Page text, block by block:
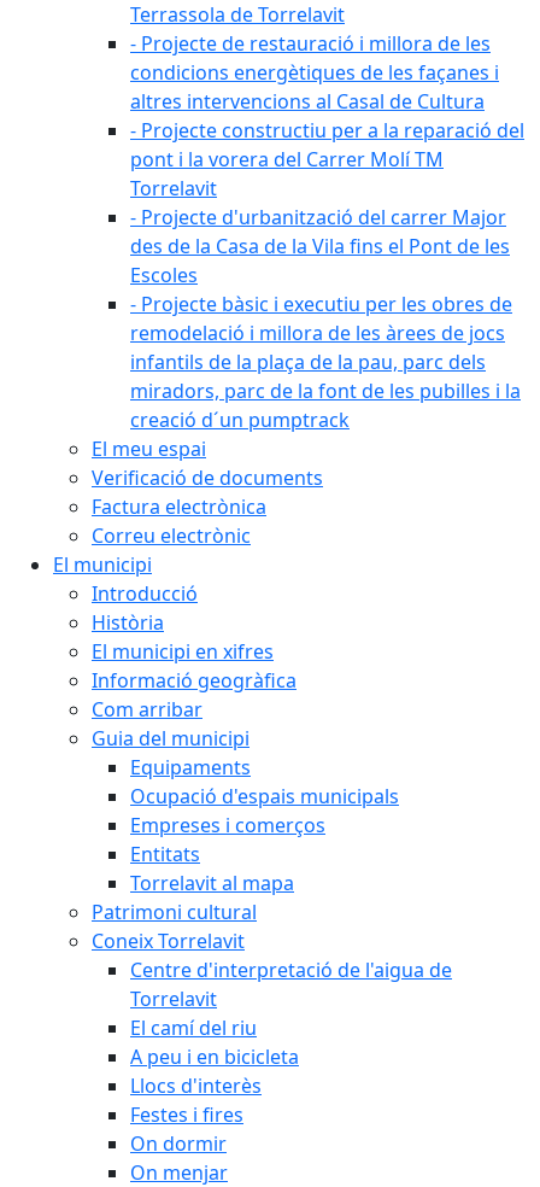
Terrassola de Torrelavit
- Projecte de restauració i millora de les
condicions energètiques de les façanes i
altres intervencions al Casal de Cultura
- Projecte constructiu per a la reparació del
pont i la vorera del Carrer Molí TM
Torrelavit
- Projecte d'urbanització del carrer Major
des de la Casa de la Vila fins el Pont de les
Escoles
- Projecte bàsic i executiu per les obres de
remodelació i millora de les àrees de jocs
infantils de la plaça de la pau, parc dels
miradors, parc de la font de les pubilles i la
creació d´un pumptrack
El meu espai
Verificació de documents
Factura electrònica
Correu electrònic
El municipi
Introducció
Història
El municipi en xifres
Informació geogràfica
Com arribar
Guia del municipi
Equipaments
Ocupació d'espais municipals
Empreses i comerços
Entitats
Torrelavit al mapa
Patrimoni cultural
Coneix Torrelavit
Centre d'interpretació de l'aigua de
Torrelavit
El camí del riu
A peu i en bicicleta
Llocs d'interès
Festes i fires
On dormir
On menjar